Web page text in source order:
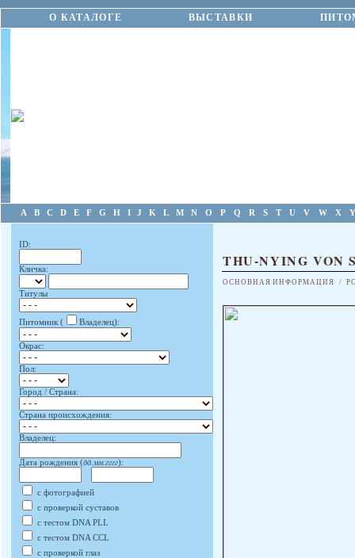
О КАТАЛОГЕ ВЫСТАВКИ
A B C D E F G H I J K L M N O P Q R S T U V W X Y
ID:
Кличка:
Титулы
Питомник ( Владелец):
Окрас:
Пол:
Город / Страна:
Страна происхождения:
Владелец:
Дата рождения (дд.мм.гггг):
с фотографией
с проверкой суставов
с тестом DNA PLL
с тестом DNA CCL
с проверкой глаз
THU-NYING VON
ОСНОВНАЯ ИНФОРМАЦИЯ /